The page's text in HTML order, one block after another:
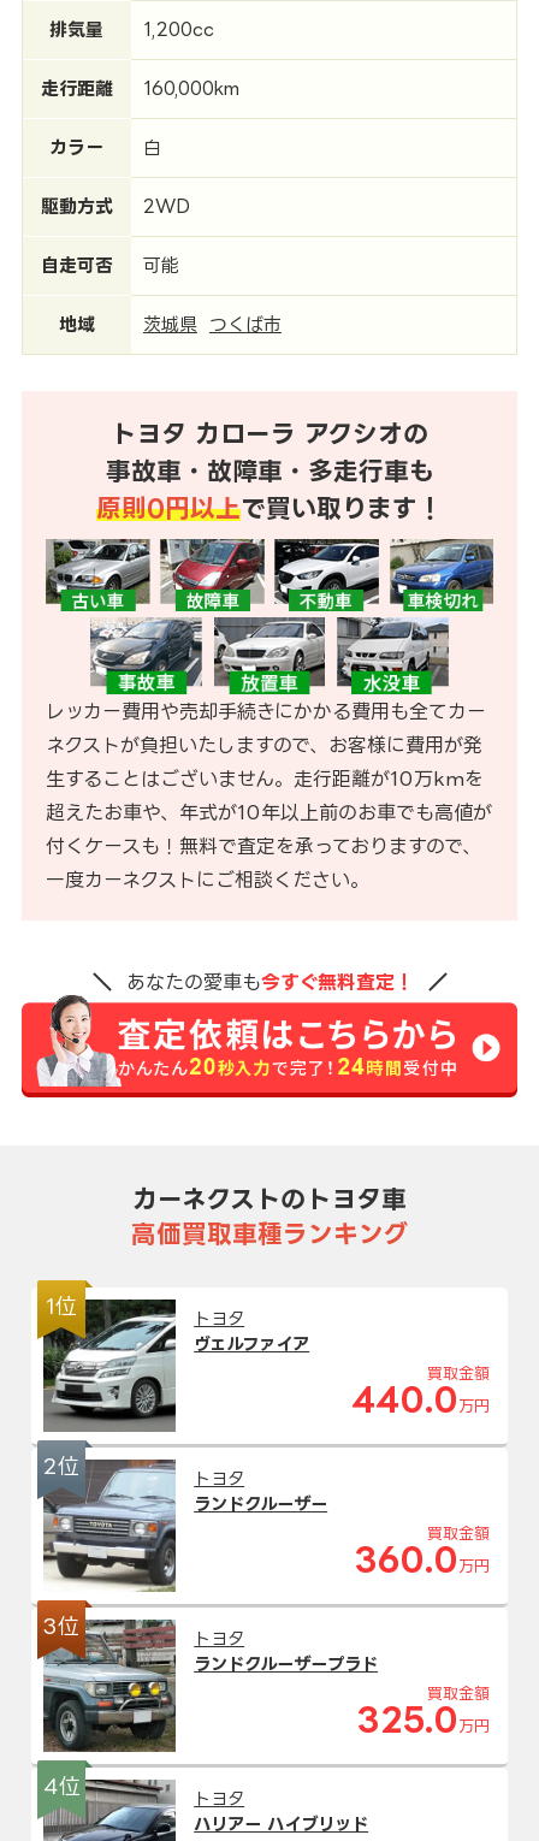
排気量 1,200cc
走行距離 160,000km
カラー 白
駆動方式 2WD
自走可否 可能
地域 茨城県 つくば市
トヨタ カローラ アクシオの
事故車・故障車・多走行車も
原則0円以上で買い取ります！
レッカー費用や売却手続きにかかる費用も全てカー
ネクストが負担いたしますので、お客様に費用が発
生することはございません。走行距離が10万kmを
超えたお車や、年式が10年以上前のお車でも高値が
付くケースも！無料で査定を承っておりますので、
一度カーネクストにご相談ください。
あなたの愛車も今すぐ無料査定！
カーネクストのトヨタ車
高価買取車種ランキング
1位
トヨタ
ヴェルファイア
買取金額
440.0 万円
2位
トヨタ
ランドクルーザー
買取金額
360.0 万円
3位
トヨタ
ランドクルーザープラド
買取金額
325.0 万円
4位
トヨタ
ハリアー ハイブリッド